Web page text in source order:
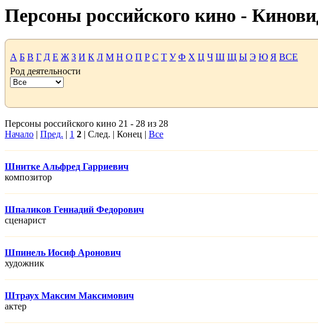
Персоны российского кино -
А Б В Г Д Е Ж З И К Л М Н О П Р С Т У Ф Х Ц Ч Ш Щ Ы Э Ю Я ВСЕ
Род деятельности
Персоны российского кино 21 - 28 из 28
Начало | Пред. | 1 2 | След. | Конец | Все
Шнитке Альфред Гарриевич
композитор
Шпаликов Геннадий Федорович
сценарист
Шпинель Иосиф Аронович
художник
Штраух Максим Максимович
актер